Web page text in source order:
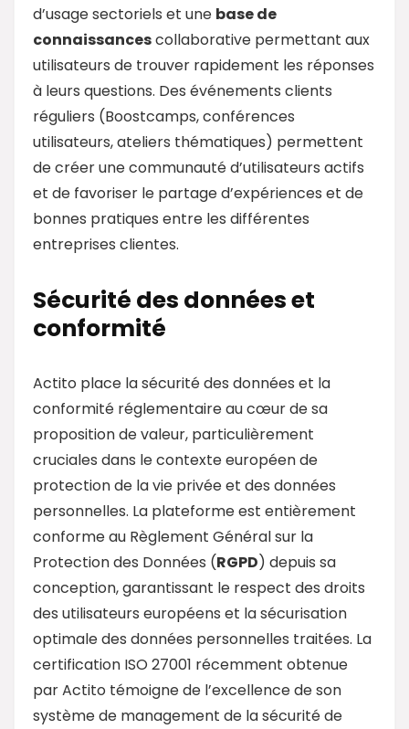
d’usage sectoriels et une base de
connaissancescollaborative permettant aux
utilisateurs de trouver rapidement les réponses
à leurs questions. Des événements clients
réguliers (Boostcamps, conférences
utilisateurs, ateliers thématiques) permettent
de créer une communauté d’utilisateurs actifs
et de favoriser le partage d’expériences et de
bonnes pratiques entre les différentes
entreprises clientes.
Sécurité des données et
conformité
Actito place la sécurité des données et la
conformité réglementaire au cœur de sa
proposition de valeur, particulièrement
cruciales dans le contexte européen de
protection de la vie privée et des données
personnelles. La plateforme est entièrement
conforme au Règlement Général sur la
Protection des Données (RGPD) depuis sa
conception, garantissant le respect des droits
des utilisateurs européens et la sécurisation
optimale des données personnelles traitées. La
certification ISO 27001 récemment obtenue
par Actito témoigne de l’excellence de son
système de management de la sécurité de